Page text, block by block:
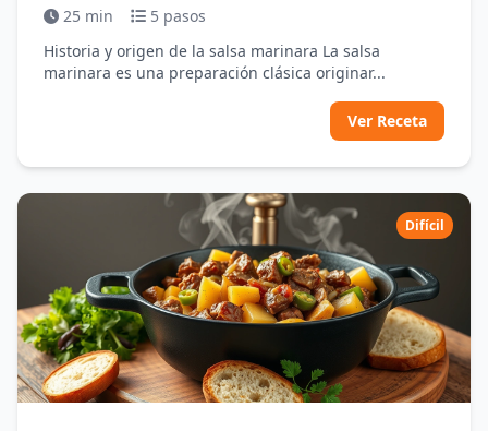
25 min
5 pasos
Historia y origen de la salsa marinara La salsa
marinara es una preparación clásica originar...
Ver Receta
Difícil